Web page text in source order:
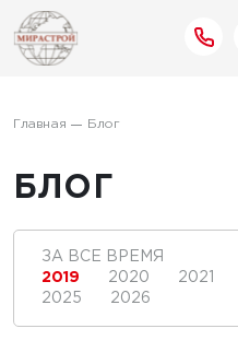
Главная Блог
БЛОГ
ЗА ВСЕ ВРЕМЯ
2019
2020 2021
2025
2026